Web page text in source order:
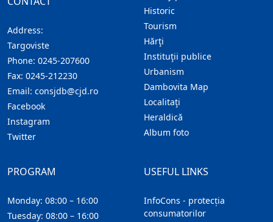
Address:
Targoviste
Phone: 0245-207600
Fax: 0245-212230
Email: consjdb@cjd.ro
Facebook
Instagram
Twitter
Historic
Tourism
Hărţi
Instituţii publice
Urbanism
Dambovita Map
Localitaţi
Heraldică
Album foto
USEFUL LINKS
InfoCons - protecția
consumatorilor
PROGRAM
Monday: 08:00 – 16:00
Tuesday: 08:00 – 16:00